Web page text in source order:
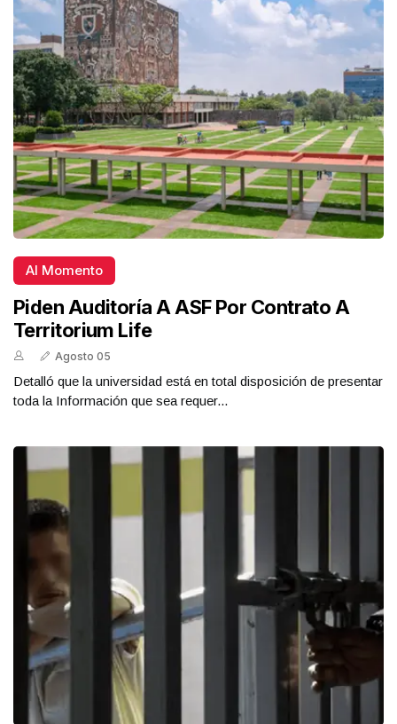
Al Momento
Piden Auditoría A ASF Por Contrato A
Territorium Life
Agosto 05
Detalló que la universidad está en total disposición de presentar
toda la Información que sea requer...